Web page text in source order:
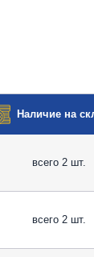
Наличие на
всего 2 шт.
всего 2 шт.